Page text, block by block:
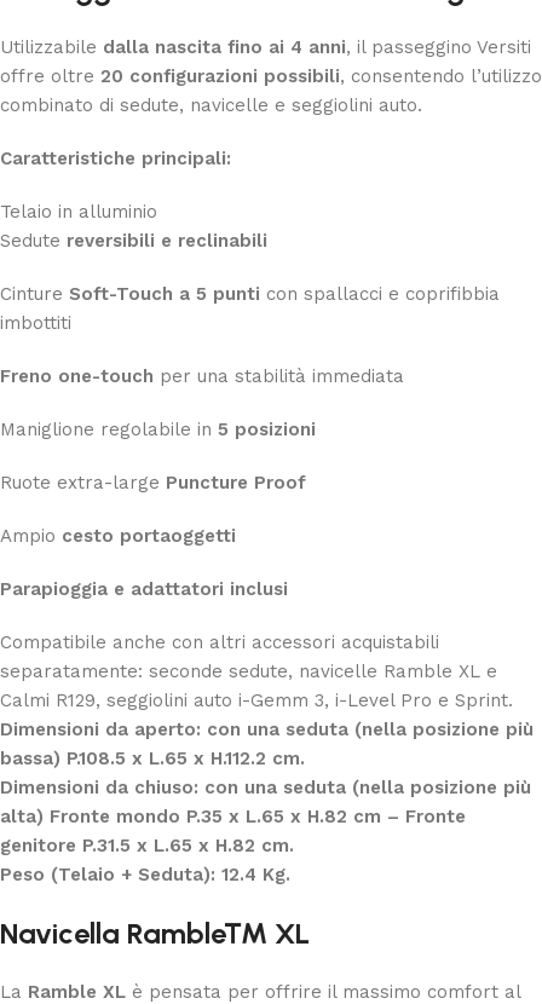
Utilizzabile dalla nascita fino ai 4 anni, il passeggino Versiti
offre oltre 20 configurazioni possibili, consentendo l’utilizzo
combinato di sedute, navicelle e seggiolini auto.
Caratteristiche principali:
Telaio in alluminio
Sedute reversibili e reclinabili
Cinture Soft-Touch a 5 punti con spallacci e coprifibbia
imbottiti
Freno one-touch per una stabilità immediata
Maniglione regolabile in 5 posizioni
Ruote extra-large Puncture Proof
Ampio cesto portaoggetti
Parapioggia e adattatori inclusi
Compatibile anche con altri accessori acquistabili
separatamente: seconde sedute, navicelle Ramble XL e
Calmi R129, seggiolini auto i-Gemm 3, i-Level Pro e Sprint.
Dimensioni da aperto: con una seduta (nella posizione più
bassa) P.108.5 x L.65 x H.112.2 cm.
Dimensioni da chiuso: con una seduta (nella posizione più
alta) Fronte mondo P.35 x L.65 x H.82 cm – Fronte
genitore P.31.5 x L.65 x H.82 cm.
Peso (Telaio + Seduta): 12.4 Kg.
Navicella Ramble™ XL
La Ramble XL è pensata per offrire il massimo comfort al